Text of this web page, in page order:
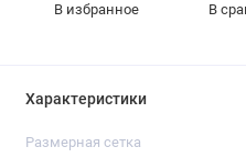
В избранное В
Характеристики
Размерная сетка